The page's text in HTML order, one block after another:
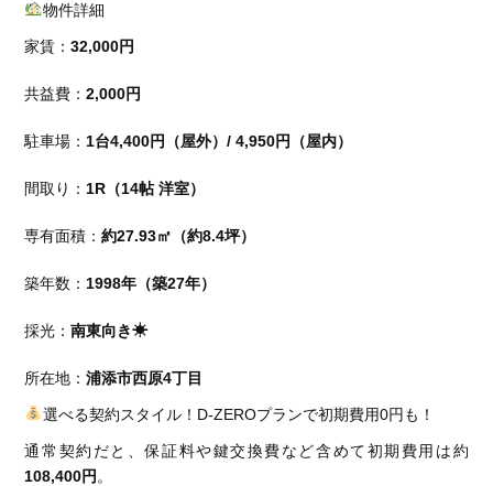
物件詳細
家賃：32,000円
共益費：2,000円
駐車場： 1台4,400円（屋外）/ 4,950円（屋内）
間取り： 1R（14帖 洋室）
専有面積：約27.93㎡（約8.4坪）
築年数： 1998年（築27年）
採光：南東向き☀
所在地：浦添市西原4丁目
選べる契約スタイル！D-ZEROプランで初期費用0円も！
通常契約だと、保証料や鍵交換費など含めて初期費用は約
108,400円 。